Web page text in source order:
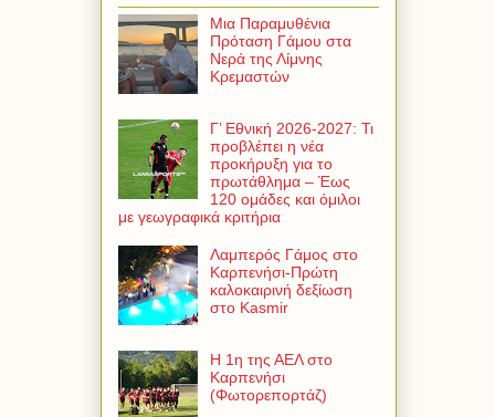
Μια Παραμυθένια
Πρόταση Γάμου στα
Νερά της Λίμνης
Κρεμαστών
Γ’ Εθνική 2026-2027: Τι
προβλέπει η νέα
προκήρυξη για το
πρωτάθλημα – Έως
120 ομάδες και όμιλοι
με γεωγραφικά κριτήρια
Λαμπερός Γάμος στο
Καρπενήσι-Πρώτη
καλοκαιρινή δεξίωση
στο Kasmir
Η 1η της ΑΕΛ στο
Καρπενήσι
(Φωτορεπορτάζ)